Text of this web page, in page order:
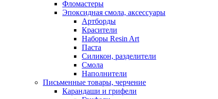
Фломастеры
Эпоксидная смола, аксессуары
Артборды
Красители
Наборы Resin Art
Паста
Силикон, разделители
Смола
Наполнители
Письменные товары, черчение
Карандаши и грифели